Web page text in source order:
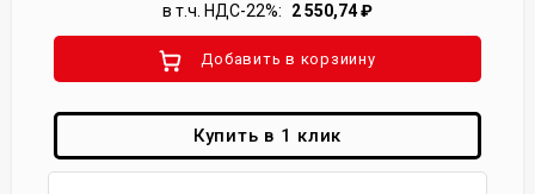
в т.ч. НДС-22%:
2 550,74₽
Добавить в корзиину
Купить в 1 клик